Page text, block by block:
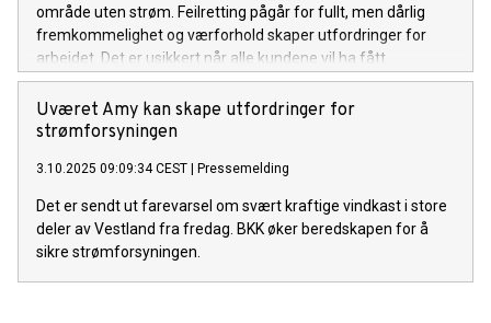
område uten strøm. Feilretting pågår for fullt, men dårlig
fremkommelighet og værforhold skaper utfordringer for
arbeidet. Det er usikkert når alle kundene vil ha fått
strømmen vil være tilbake.
Uværet Amy kan skape utfordringer for
strømforsyningen
3.10.2025 09:09:34 CEST Pressemelding
Det er sendt ut farevarsel om svært kraftige vindkast i store
deler av Vestland fra fredag. BKK øker beredskapen for å
sikre strømforsyningen.